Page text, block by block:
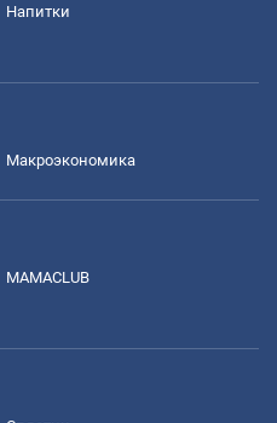
Напитки
Mакроэкономика
MAMACLUB